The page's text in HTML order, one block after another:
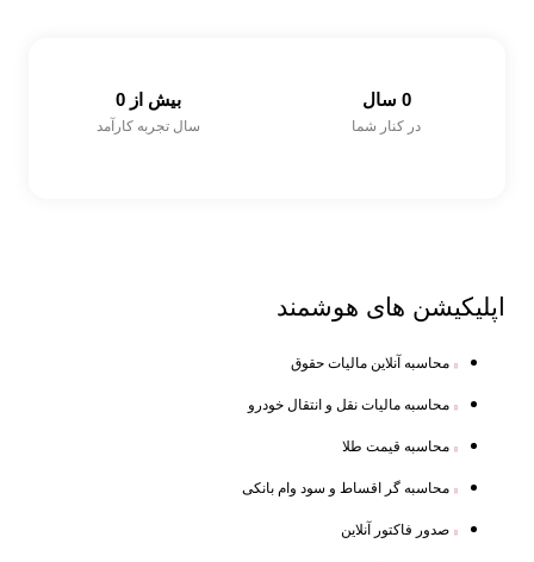
در کنار شما
0
سال تجربه کارآمد
بیش از 0
اپلیکیشن های هوشمند
محاسبه آنلاین مالیات حقوق
محاسبه مالیات نقل و انتقال خودرو
محاسبه قیمت طلا
محاسبه گر اقساط و سود وام بانکی
صدور فاکتور آنلاین